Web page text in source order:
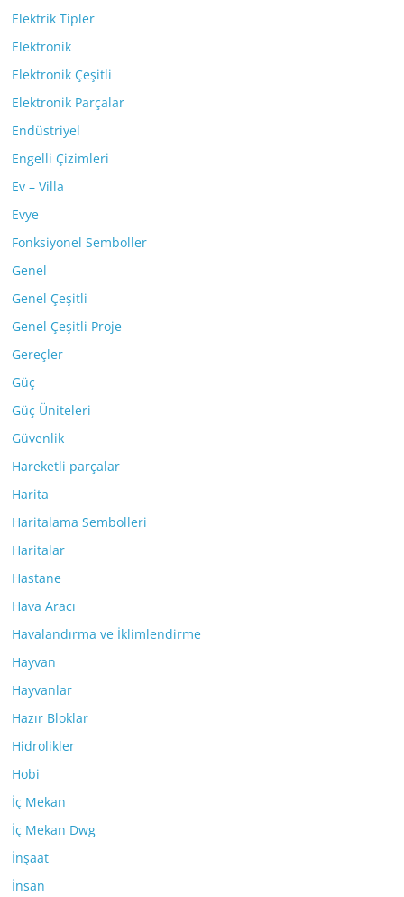
Elektrik Tipler
Elektronik
Elektronik Çeşitli
Elektronik Parçalar
Endüstriyel
Engelli Çizimleri
Ev – Villa
Evye
Fonksiyonel Semboller
Genel
Genel Çeşitli
Genel Çeşitli Proje
Gereçler
Güç
Güç Üniteleri
Güvenlik
Hareketli parçalar
Harita
Haritalama Sembolleri
Haritalar
Hastane
Hava Aracı
Havalandırma ve İklimlendirme
Hayvan
Hayvanlar
Hazır Bloklar
Hidrolikler
Hobi
İç Mekan
İç Mekan Dwg
İnşaat
İnsan